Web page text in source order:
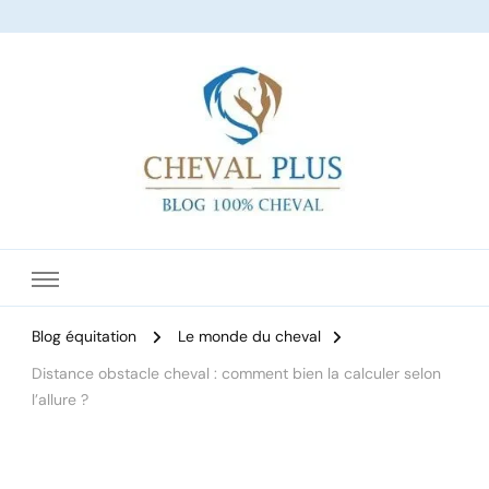
Blog équitation
Le monde du cheval
Distance obstacle cheval : comment bien la calculer selon
l’allure ?